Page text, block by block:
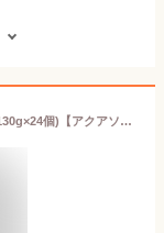
経口補水液 アクアソリタ ゼリー りんご風味(130g×24個)【アクアソリタ】[経口補水液 熱中症 電解質 水分補給]